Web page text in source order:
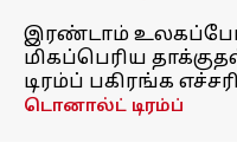
இரண்டாம்
மிகப்பெரிய
டிரம்ப் பகிரங்க
டொனால்ட் டிரம்ப்